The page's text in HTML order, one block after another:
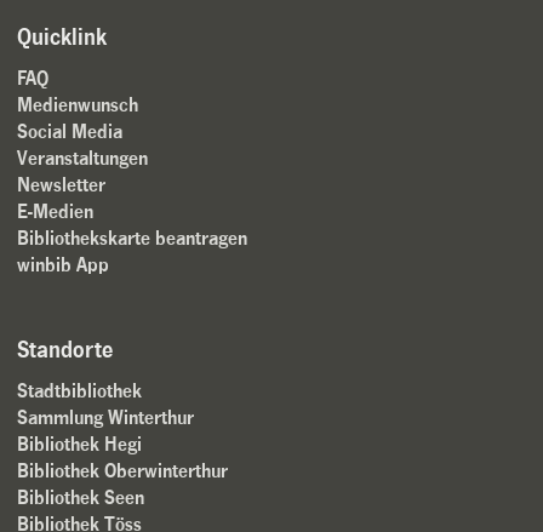
Quicklink
FAQ
Medienwunsch
Social Media
Veranstaltungen
Newsletter
E-Medien
Bibliothekskarte beantragen
winbib App
Standorte
Stadtbibliothek
Sammlung Winterthur
Bibliothek Hegi
Bibliothek Oberwinterthur
Bibliothek Seen
Bibliothek Töss